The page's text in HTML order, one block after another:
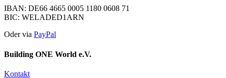
IBAN: DE66 4665 0005 1180 0608 71
BIC: WELADED1ARN
Oder via PayPal
Building ONE World e.V.
Kontakt